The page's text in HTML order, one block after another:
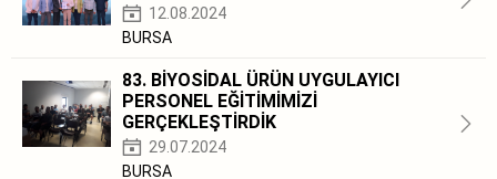
12.08.2024
BURSA
83. BİYOSİDAL ÜRÜN UYGULAYICI
PERSONEL EĞİTİMİMİZİ
GERÇEKLEŞTİRDİK
29.07.2024
BURSA